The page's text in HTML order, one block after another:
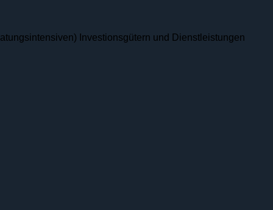
Investionsgütern und Dienstleistungen